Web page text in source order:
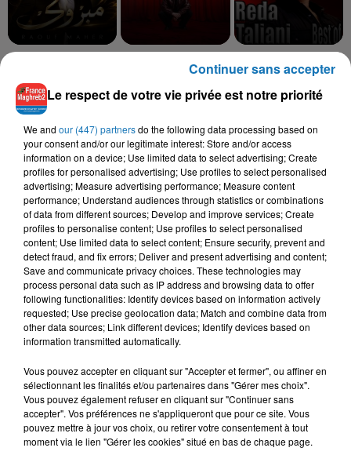
Mon Bb D'amour Khobz El Dar
L'HOROSCOPE
Bélier Taureau Gémeaux
Cancer Lion Vierge
Le respect de votre vie privée est notre priorité
We and our (447) partnersdo the following data processing based on
your consent and/or our legitimate interest: Store and/or access
information on a device; Use limited data to select advertising; Create
profiles for personalised advertising; Use profiles to select personalised
advertising; Measure advertising performance; Measure content
performance; Understand audiences through statistics or combinations
of data from different sources; Develop and improve services; Create
profiles to personalise content; Use profiles to select personalised
content; Use limited data to select content; Ensure security, prevent and
detect fraud, and fix errors; Deliver and present advertising and content;
Save and communicate privacy choices. These technologies may
process personal data such as IP address and browsing data to offer
following functionalities: Identify devices based on information actively
requested; Use precise geolocation data; Match and combine data from
other data sources; Link different devices; Identify devices based on
information transmitted automatically.
Vous pouvez accepter en cliquant sur "Accepter et fermer", ou affiner en
sélectionnant les finalités et/ou partenaires dans "Gérer mes choix".
Vous pouvez également refuser en cliquant sur "Continuer sans
accepter". Vos préférences ne s'appliqueront que pour ce site. Vous
pouvez mettre à jour vos choix, ou retirer votre consentement à tout
moment via le lien "Gérer les cookies" situé en bas de chaque page.
Continuer sans accepter